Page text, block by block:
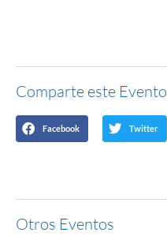
Comparte este Evento
Facebook Twitter
Otros Eventos